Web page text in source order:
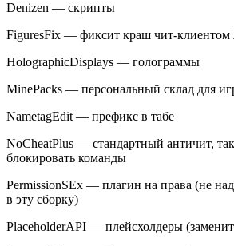
Denizen — скрипты
FiguresFix — фиксит краш чит-клиентом
HolographicDisplays — голограммы
MinePacks — персональный склад для
NametagEdit — префикс в табе
NoCheatPlus — стандартный античит,
блокировать команды
PermissionSEx — плагин на права (не
в эту сборку)
PlaceholderAPI — плейсхолдеры